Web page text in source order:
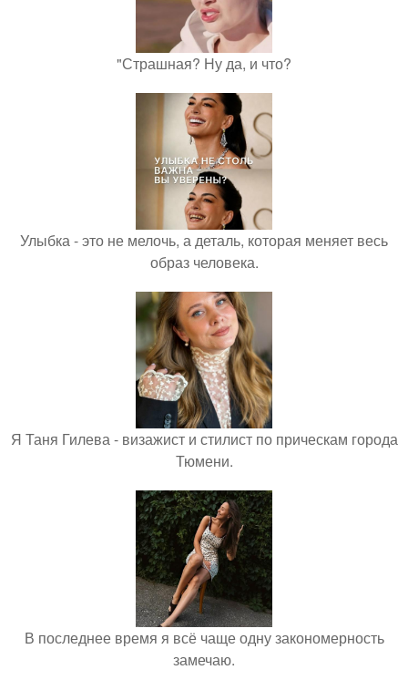
"Страшная? Ну да, и что?
Улыбка - это не мелочь, а деталь, которая меняет весь
образ человека.
Я Таня Гилева - визажист и стилист по прическам города
Тюмени.
В последнее время я всё чаще одну закономерность
замечаю.